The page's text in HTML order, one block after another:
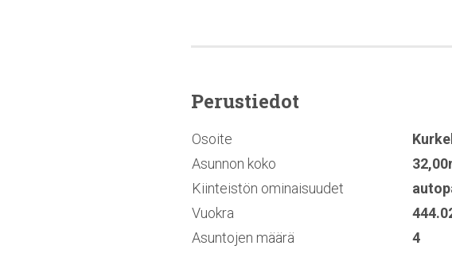
Perustiedot
Osoite
Asunnon koko
Kiinteistön ominaisuudet
Vuokra
Asuntojen määrä
4